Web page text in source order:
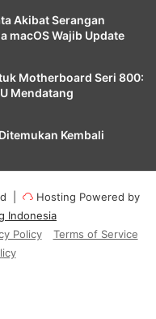
Akibat Serangan
macOS Wajib Update
Motherboard Seri 800:
Mendatang
Kembali
|
Hosting Powered by
Indonesia
Policy
Terms of Service